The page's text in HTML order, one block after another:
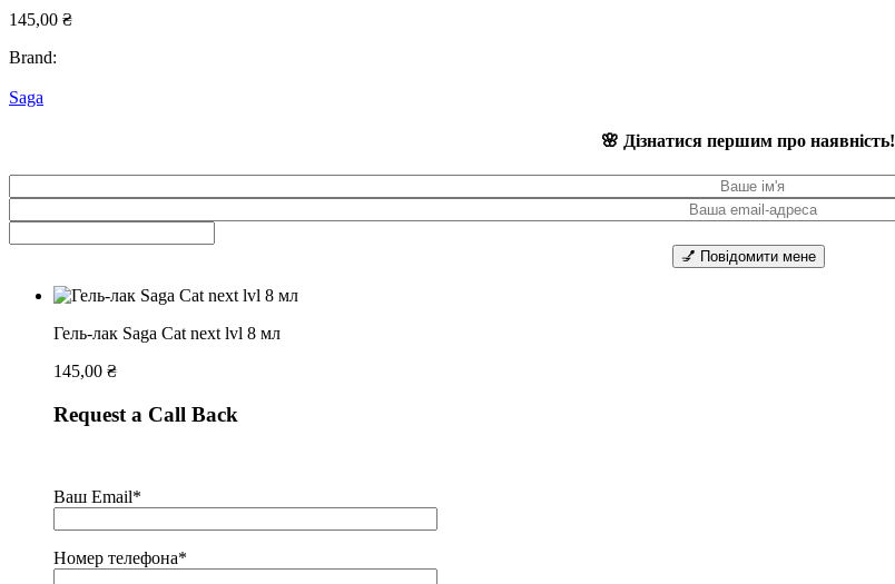
145,00 ₴
Brand:
Saga
🌸 Дізнатися першим про наявність!
💅 Повідомити мене
Гель-лак Saga Cat next lvl 8 мл
145,00 ₴
Request a Call Back
Ваш Email*
Номер телефона*